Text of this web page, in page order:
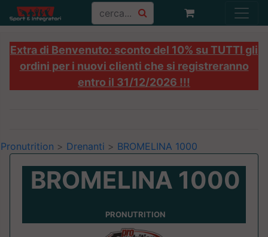
Extra di Benvenuto: sconto del 10% su TUTTI gli
ordini per i nuovi clienti che si registreranno
entro il 31/12/2026 !!!
Pronutrition > Drenanti > BROMELINA 1000
BROMELINA 1000
PRONUTRITION